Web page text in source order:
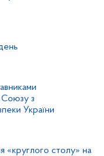
Союзу з
України
«круглого столу» на